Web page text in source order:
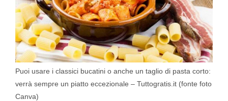
Puoi usare i classici bucatini o anche un taglio di pasta corto:
verrà sempre un piatto eccezionale – Tuttogratis.it (fonte foto
Canva)